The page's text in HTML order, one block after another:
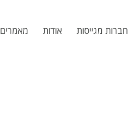
חברות מגייסות אודות מאמרים